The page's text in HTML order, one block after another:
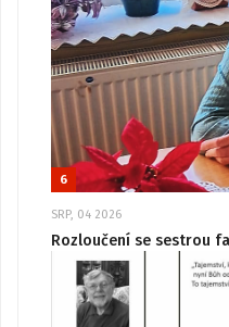
6
SRP, 04 2026
Rozloučení se sestrou